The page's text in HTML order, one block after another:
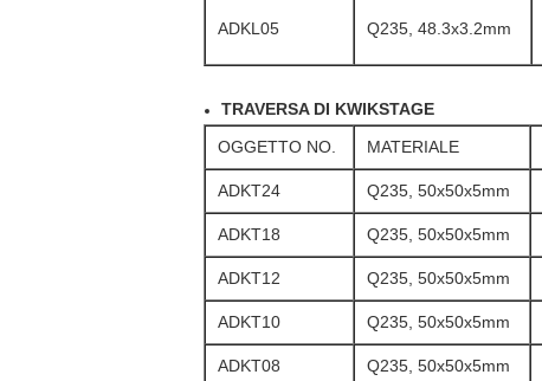
ADKL05 Q235, 48.3x3.2mm
TRAVERSA DI KWIKSTAGE
OGGETTO NO.
MATERIALE
ADKT24 Q235, 50x50x5mm
ADKT18 Q235, 50x50x5mm
ADKT12 Q235, 50x50x5mm
ADKT10 Q235, 50x50x5mm
ADKT08 Q235, 50x50x5mm